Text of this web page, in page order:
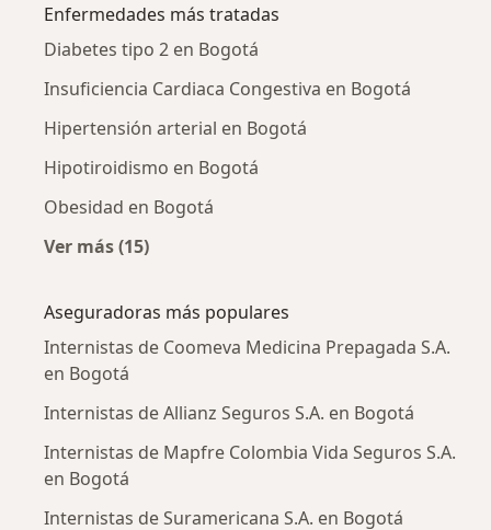
Enfermedades más tratadas
Diabetes tipo 2 en Bogotá
Insuficiencia Cardiaca Congestiva en Bogotá
Hipertensión arterial en Bogotá
Hipotiroidismo en Bogotá
Obesidad en Bogotá
Ver más (15)
Aseguradoras más populares
Internistas de Coomeva Medicina Prepagada S.A.
en Bogotá
Internistas de Allianz Seguros S.A. en Bogotá
Internistas de Mapfre Colombia Vida Seguros S.A.
en Bogotá
Internistas de Suramericana S.A. en Bogotá